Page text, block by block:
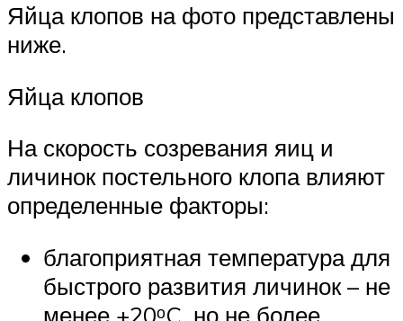
Яйца клопов на фото представлены
ниже.
Яйца клопов
На скорость созревания яиц и
личинок постельного клопа влияют
определенные факторы:
благоприятная температура для
быстрого развития личинок – не
менее +20ᵒC, но не более